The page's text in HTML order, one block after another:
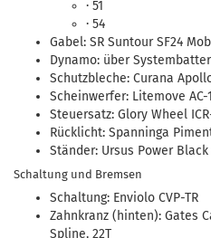
· 51
· 54
Gabel: SR Suntour SF24
Dynamo: über
Schutzbleche: Curana
Scheinwerfer: Litemove AC-
Steuersatz: Glory Wheel
Rücklicht: Spanninga
Ständer: Ursus Power
Schaltung und Bremsen
Schaltung: Enviolo CVP-TR
Zahnkranz (hinten): Gates
Spline, 22T